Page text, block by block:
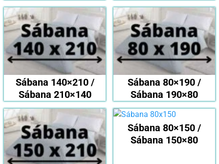
Sábana 140×210 /
Sábana 210×140
Sábana 80×190 /
Sábana 190×80
Sábana 80×150 /
Sábana 150×80